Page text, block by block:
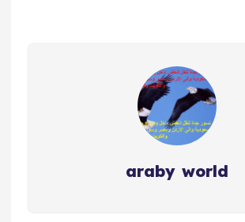
araby world